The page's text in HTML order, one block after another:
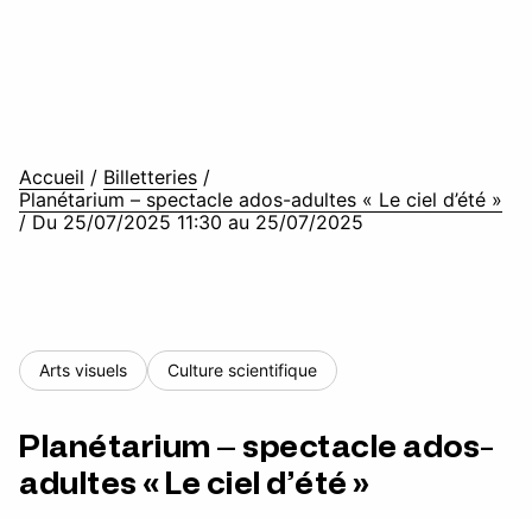
Accueil / Billetteries /
Planétarium – spectacle ados-adultes « Le ciel d’été »
/ Du 25/07/2025 11:30 au 25/07/2025
Arts visuels Culture scientifique
Planétarium – spectacle ados-
adultes « Le ciel d’été »